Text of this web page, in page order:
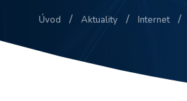
Úvod / Aktuality / Internet /